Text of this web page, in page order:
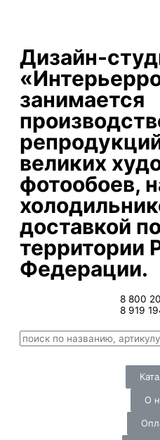
Дизайн-
занимается
великих
фотообоев,
доставкой
территории
Федерации.
8 800
8 919
О